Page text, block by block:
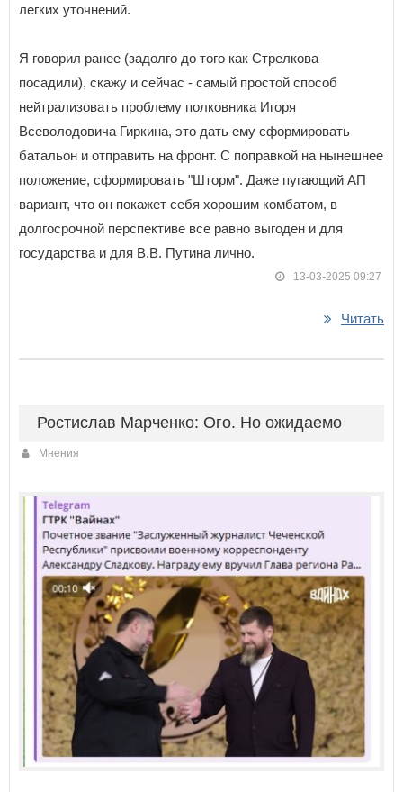
легких уточнений.
Я говорил ранее (задолго до того как Стрелкова
посадили), скажу и сейчас - самый простой способ
нейтрализовать проблему полковника Игоря
Всеволодовича Гиркина, это дать ему сформировать
батальон и отправить на фронт. С поправкой на нынешнее
положение, сформировать "Шторм". Даже пугающий АП
вариант, что он покажет себя хорошим комбатом, в
долгосрочной перспективе все равно выгоден и для
государства и для В.В. Путина лично.
13-03-2025 09:27
Читать
Ростислав Марченко: Ого. Но ожидаемо
Мнения